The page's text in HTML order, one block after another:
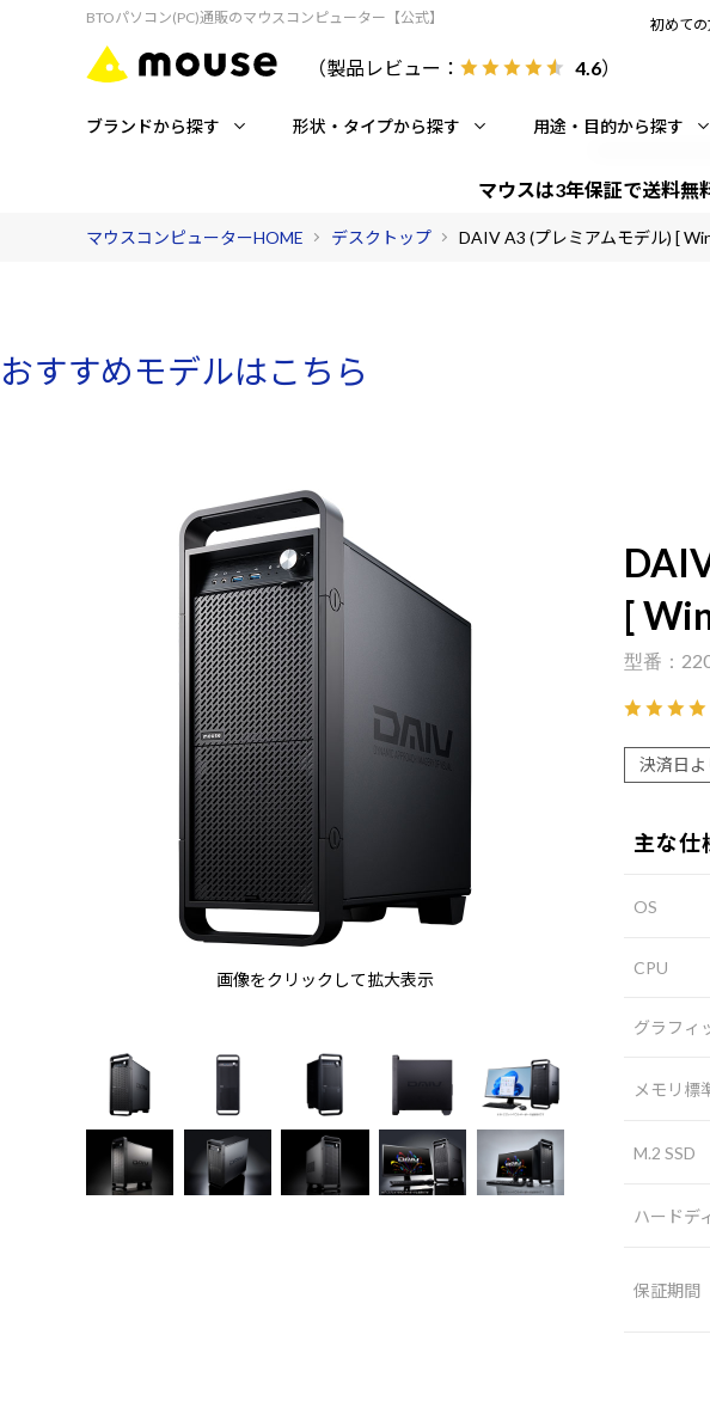
BTOパソコン(PC)通販のマウスコンピューター【公式】
（製品レビュー： 4.6）
初めて
ブランドから探す 形状・タイプから探す 用途・目的から探す
マウスは3年保証で送料無
マウスコンピューターHOME デスクトップ DAIV A3 (プレミアムモデル) [
おすすめモデルはこちら
画像をクリックして拡大表示
[
決済日
主な仕
OS
CPU
グラフィ
メモリ標
M.2 SSD
ハードデ
保証期間